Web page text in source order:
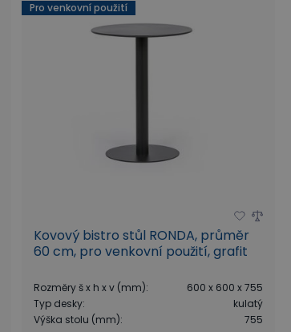
Pro venkovní použití
Kovový bistro stůl RONDA, průměr
60 cm, pro venkovní použití, grafit
Rozměry š x h x v (mm):
600 x 600 x 755
Typ desky:
kulatý
Výška stolu (mm): 755